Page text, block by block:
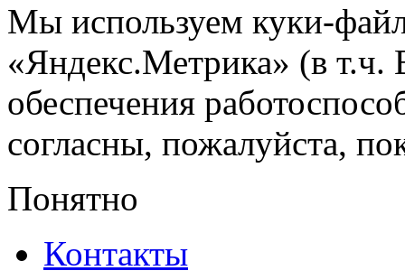
Мы используем куки-
«Яндекс.Метрика» (в т.ч.
обеспечения
согласны, пожалуйста,
Понятно
Контакты